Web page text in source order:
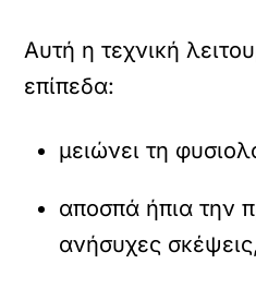
Αυτή η τεχνική
επίπεδα:
μειώνει τη
αποσπά ήπια την
ανήσυχες σκέψεις,